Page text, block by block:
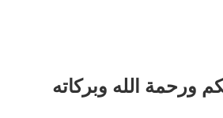
ورحمة الله وبركاته